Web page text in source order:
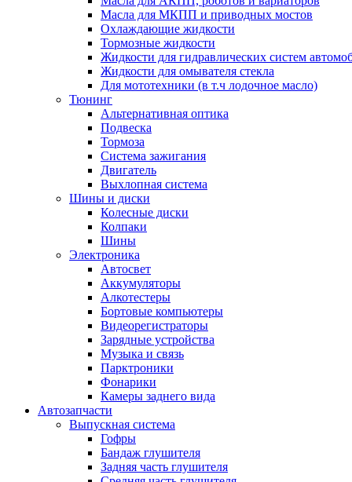
Масла для МКПП и приводных мостов
Охлаждающие жидкости
Тормозные жидкости
Жидкости для гидравлических систем
Жидкости для омывателя стекла
Для мототехники (в т.ч лодочное масло)
Тюнинг
Альтернативная оптика
Подвеска
Тормоза
Система зажигания
Двигатель
Выхлопная система
Шины и диски
Колесные диски
Колпаки
Шины
Электроника
Автосвет
Аккумуляторы
Алкотестеры
Бортовые компьютеры
Видеорегистраторы
Зарядные устройства
Музыка и связь
Парктроники
Фонарики
Камеры заднего вида
Автозапчасти
Выпускная система
Гофры
Бандаж глушителя
Задняя часть глушителя